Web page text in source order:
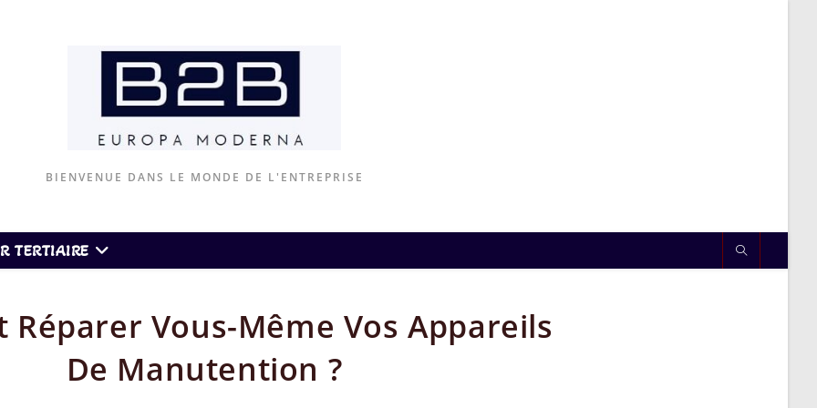
BIENVENUE DANS LE MONDE DE L'ENTREPRISE
TERTIAIRE
Réparer Vous-Même Vos Appareils
De Manutention ?